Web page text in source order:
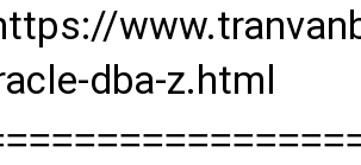
dba-z.html